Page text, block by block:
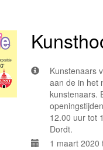
Kunstenaars
aan de in het
kunstenaars.
12.00 uur tot
Dordt.
1 maart 2020